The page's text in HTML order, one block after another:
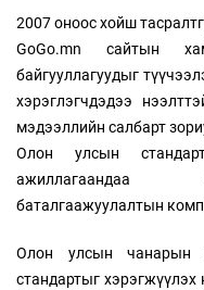
2007 оноос хойш
GoGo.mn сайтын
байгууллагуудыг
хэрэглэгчдэдээ
мэдээллийн салбарт
Олон улсын
ажиллагаандаа
баталгаажуулалтын
Олон улсын чанарын
стандартыг хэрэгжүүлэх